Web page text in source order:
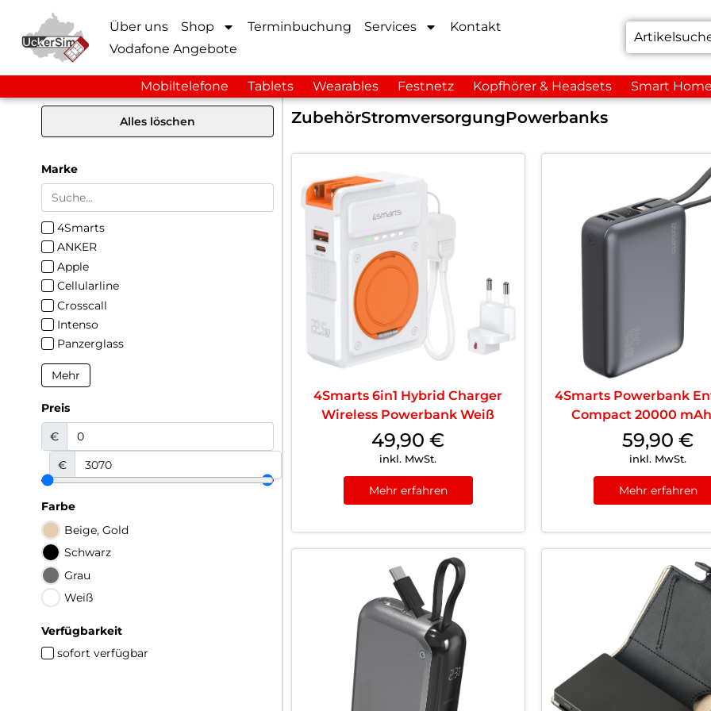
Über uns Shop Terminbuchung Services
Kontakt
Vodafone Angebote
Mobiltelefone Tablets Wearables Festnetz Kopfhörer & Headsets Smart Home
Alles löschen
Marke
4Smarts
ANKER
Apple
Cellularline
Crosscall
Intenso
Panzerglass
Mehr
Preis
€
€
Farbe
Beige, Gold
Schwarz
Grau
Weiß
Verfügbarkeit
sofort verfügbar
ZubehörStromversorgungPowerbanks
4Smarts 6in1 Hybrid Charger
Wireless Powerbank Weiß
49,90€
inkl. MwSt.
Mehr erfahren
4Smarts Powerbank
Compact 20000
Spacegrau
59,90€
inkl. MwSt.
Mehr erfahren